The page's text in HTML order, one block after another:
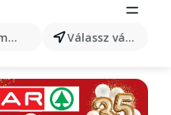
keresése... Válassz várost